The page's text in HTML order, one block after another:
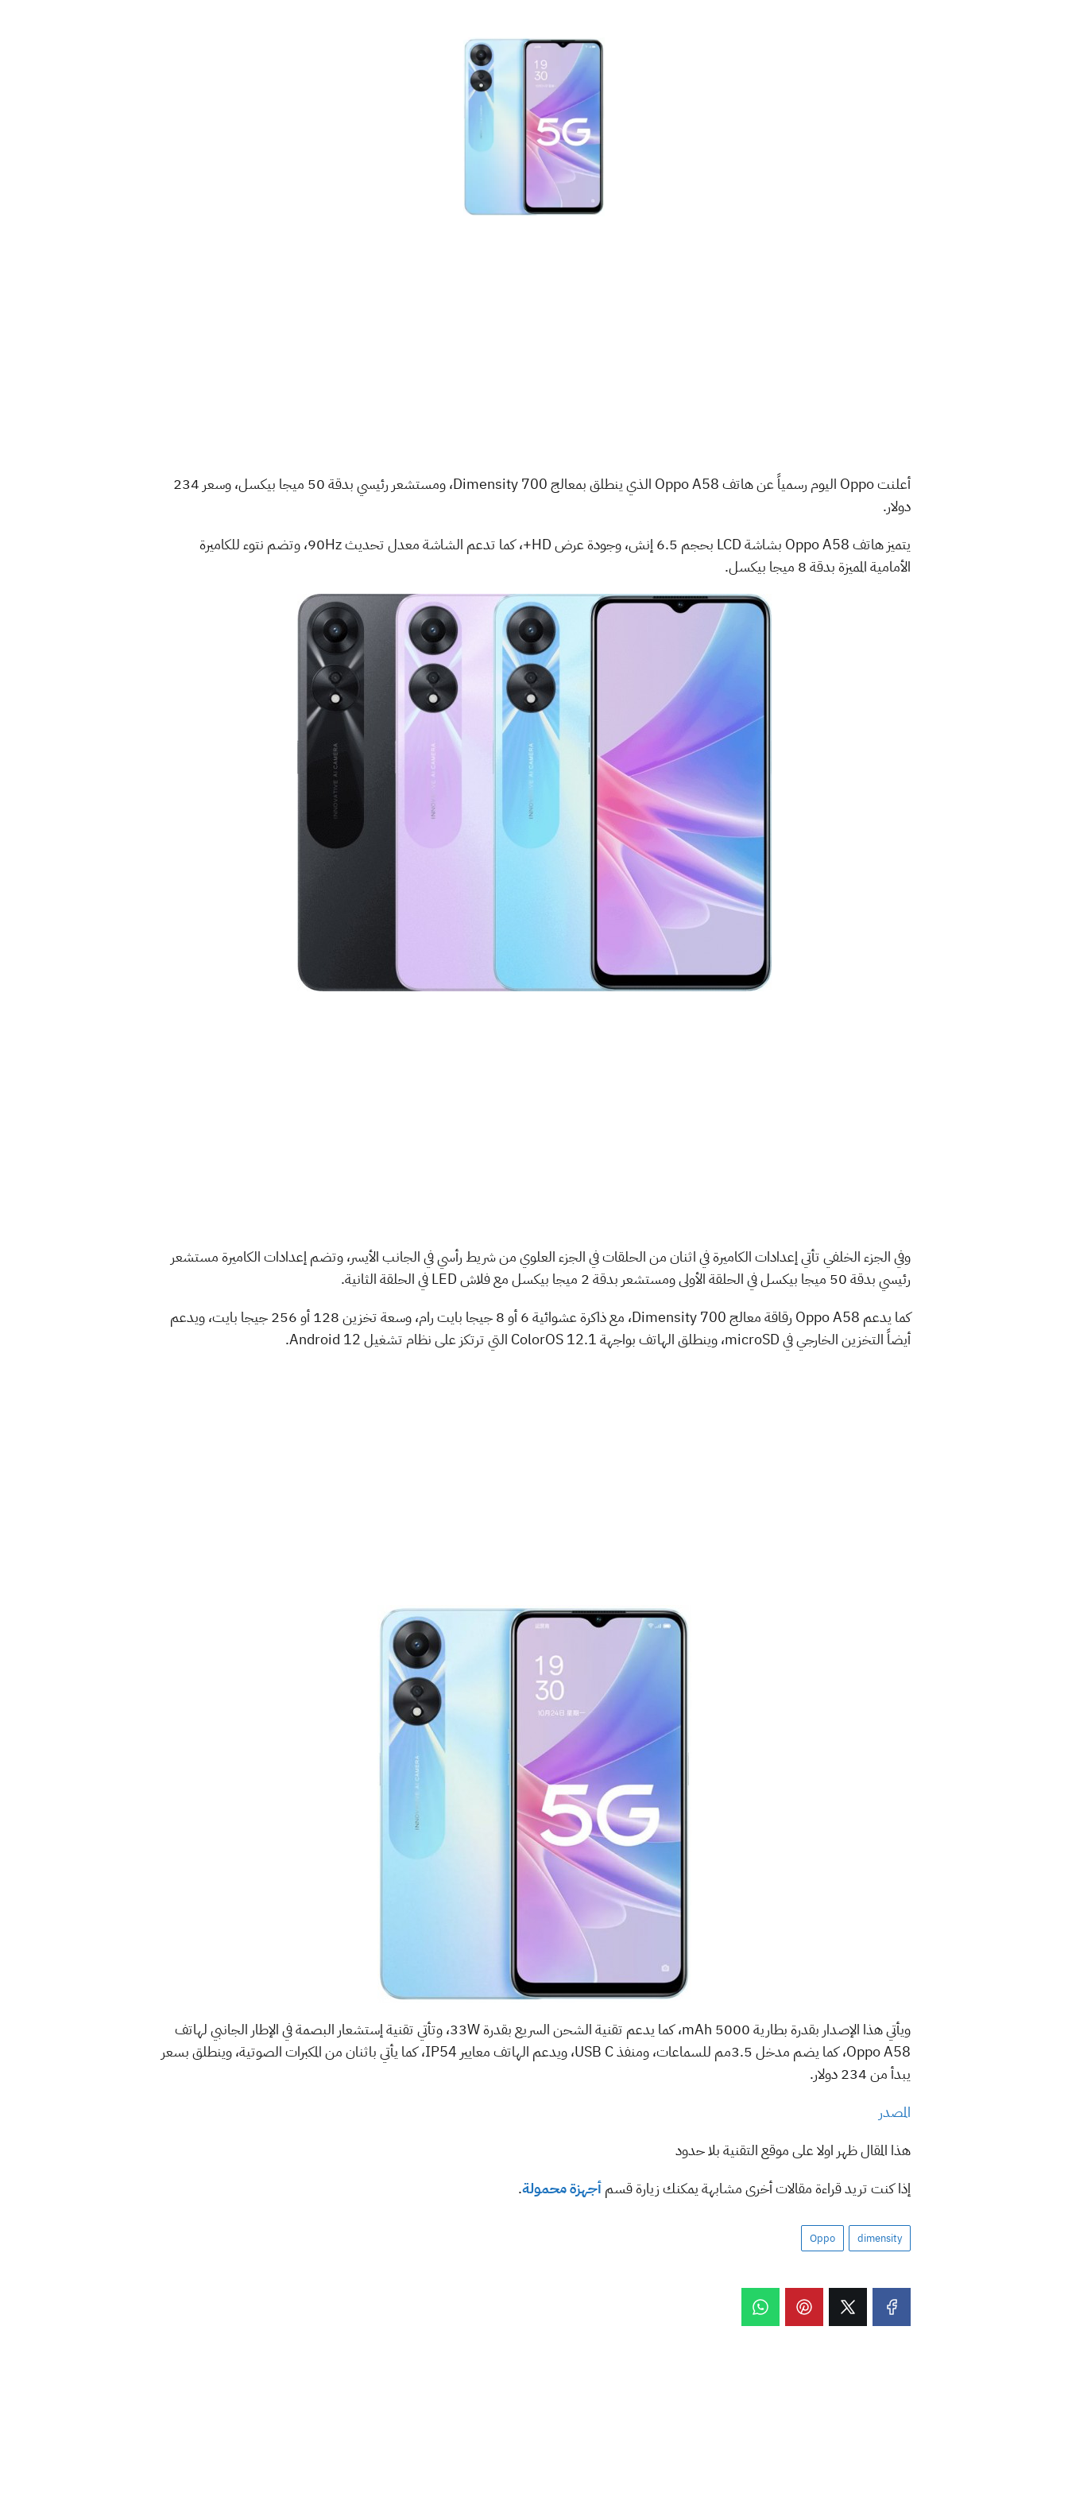
أعلنت Oppo اليوم رسمياً عن هاتف Oppo A58 الذي ينطلق بمعالج Dimensity 700، ومستشعر رئيسي بدقة 50 ميجا بيكسل، وسعر 234
دولار.
يتميز هاتف Oppo A58 بشاشة LCD بحجم 6.5 إنش، وجودة عرض HD+، كما تدعم الشاشة معدل تحديث 90Hz، وتضم نتوء للكاميرة
الأمامية المميزة بدقة 8 ميجا بيكسل.
وفي الجزء الخلفي تأتي إعدادات الكاميرة في اثنان من الحلقات في الجزء العلوي من شريط رأسي في الجانب الأيسر، وتضم إعدادات الكاميرة مستشعر
رئيسي بدقة 50 ميجا بيكسل في الحلقة الأولى ومستشعر بدقة 2 ميجا بيكسل مع فلاش LED في الحلقة الثانية.
كما يدعم Oppo A58 رقاقة معالج Dimensity 700، مع ذاكرة عشوائية 6 أو 8 جيجا بايت رام، وسعة تخزين 128 أو 256 جيجا بايت، ويدعم
أيضاً التخزين الخارجي في microSD، وينطلق الهاتف بواجهة ColorOS 12.1 التي ترتكز على نظام تشغيل Android 12.
ويأتي هذا الإصدار بقدرة بطارية 5000 mAh، كما يدعم تقنية الشحن السريع بقدرة 33W، وتأتي تقنية إستشعار البصمة في الإطار الجانبي لهاتف
Oppo A58، كما يضم مدخل 3.5مم للسماعات، ومنفذ USB C، ويدعم الهاتف معايير IP54، كما يأتي باثنان من المكبرات الصوتية، وينطلق بسعر
يبدأ من 234 دولار.
المصدر
هذا المقال ظهر اولا على موقع التقنية بلا حدود
إذا كنت تريد قراءة مقالات أخرى مشابهة يمكنك زيارة قسمأجهزة محمولة.
dimensity
Oppo